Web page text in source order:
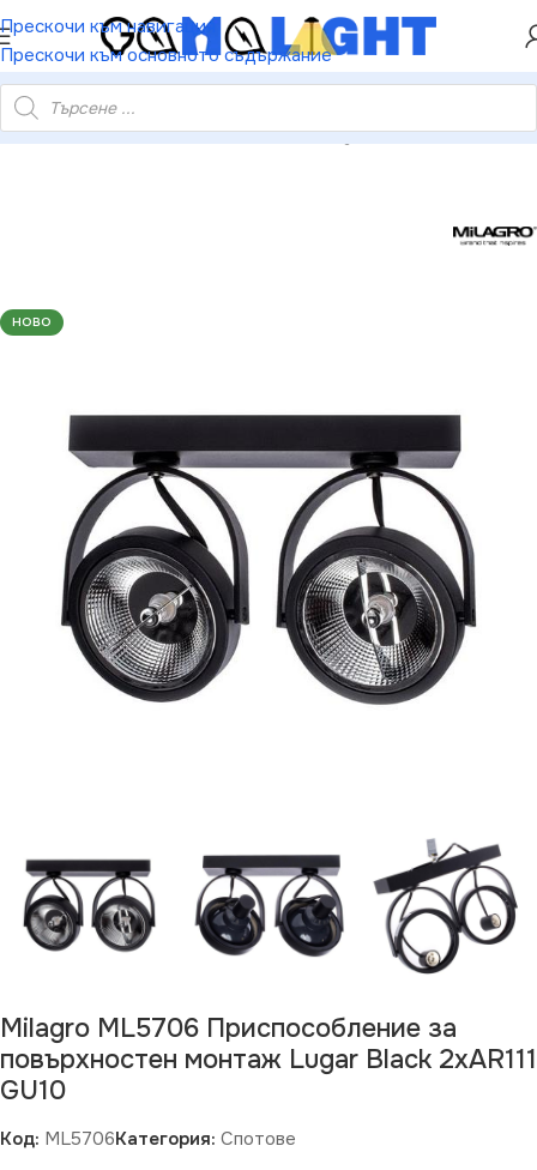
Прескочи към навигация
Прескочи към основното съдържание
НАМАЛЕНИЕ ОТ 5%
за повърхностен монтаж Lugar Black 2xAR111 GU10
НОВО
Milagro ML5706 Приспособление за
повърхностен монтаж Lugar Black 2xAR111
GU10
Код: ML5706Категория: Спотове